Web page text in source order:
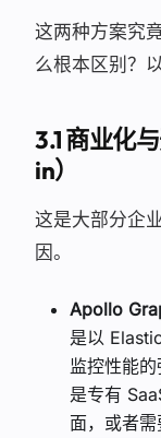
这两种方案究
么根本区别？
3.1 商业化
in）
这是大部分企
因。
Apollo
是以
监控性能
是专有
面，或者